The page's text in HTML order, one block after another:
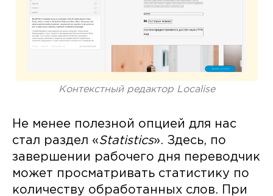
Контекстный редактор Localise
Не менее полезной опцией для нас
стал раздел «Statistics». Здесь, по
завершении рабочего дня переводчик
может просматривать статистику по
количеству обработанных слов. При